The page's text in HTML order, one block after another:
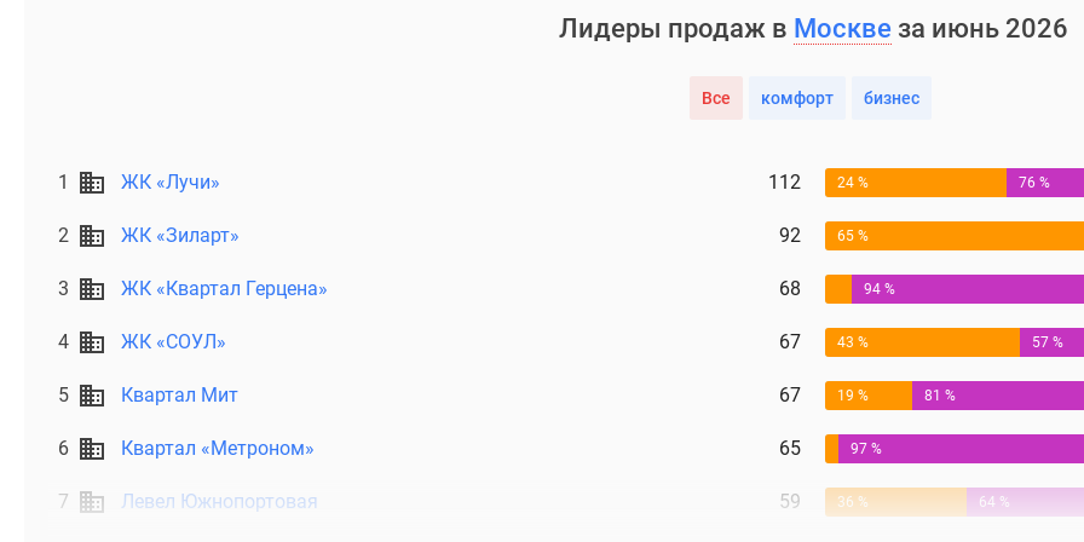
Лидеры продаж в Москве за июнь 2026
Все комфорт бизнес
1 ЖК «Лучи» 112 24 % 76 %
2 ЖК «Зиларт» 92 65 %
3 ЖК «Квартал Герцена» 68 94 %
4 ЖК «СОУЛ» 67 43 % 57 %
5 Квартал Мит 67 19 % 81 %
6 Квартал «Метроном» 65 97 %
7 Левел Южнопортовая 59 36 % 64 %